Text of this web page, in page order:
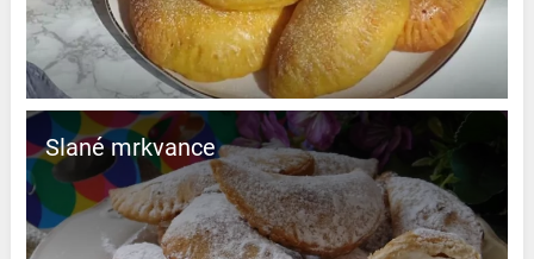
Slané mrkvance